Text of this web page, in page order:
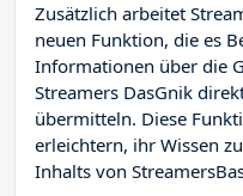
Zusätzlich arbeitet
neuen Funktion, die es
Informationen über die
Streamers DasGnik
übermitteln. Diese
erleichtern, ihr Wissen
Inhalts von